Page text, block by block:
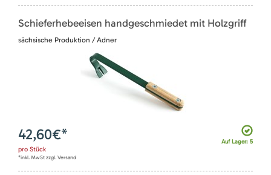
Schieferhebeeisen handgeschmiedet mit Holzgriff
sächsische Produktion / Adner
Auf Lager: 5
42,60€*
pro Stück
*inkl. MwSt zzgl. Versand